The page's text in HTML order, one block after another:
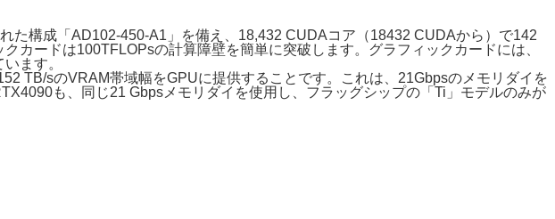
た構成「AD102-450-A1」を備え、18,432 CUDAコア（18432 CUDAから）で142
カードは100TFLOPsの計算障壁を簡単に突破します。グラフィックカードには、
ます。
TB/sのVRAM帯域幅をGPUに提供することです。これは、21Gbpsのメモリダイを
も、同じ21 Gbpsメモリダイを使用し、フラッグシップの「Ti」モデルのみが